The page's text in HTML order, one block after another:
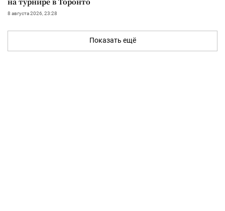
8 августа 2026, 23:28
Показать ещё